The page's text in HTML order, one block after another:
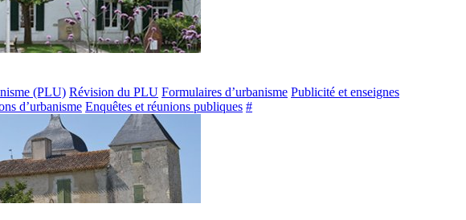
(PLU) Révision du PLU Formulaires d’urbanisme Publicité et enseignes
d’urbanisme Enquêtes et réunions publiques #